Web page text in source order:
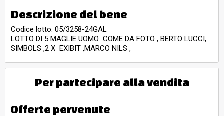
Descrizione del bene
Codice lotto: 05/3258-24GAL
LOTTO DI 5 MAGLIE UOMO COME DA FOTO , BERTO LUCCI,
SIMBOLS ,2 X EXIBIT ,MARCO NILS ,
Per partecipare alla vendita
Offerte pervenute